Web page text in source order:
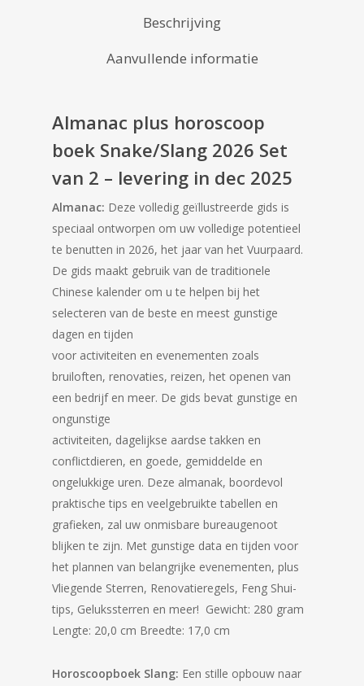
Beschrijving
Aanvullende informatie
Almanac plus horoscoop
boek Snake/Slang 2026 Set
van 2 – levering in dec 2025
Almanac: Deze volledig geïllustreerde gids is
speciaal ontworpen om uw volledige potentieel
te benutten in 2026, het jaar van het Vuurpaard.
De gids maakt gebruik van de traditionele
Chinese kalender om u te helpen bij het
selecteren van de beste en meest gunstige
dagen en tijden
voor activiteiten en evenementen zoals
bruiloften, renovaties, reizen, het openen van
een bedrijf en meer. De gids bevat gunstige en
ongunstige
activiteiten, dagelijkse aardse takken en
conflictdieren, en goede, gemiddelde en
ongelukkige uren. Deze almanak, boordevol
praktische tips en veelgebruikte tabellen en
grafieken, zal uw onmisbare bureaugenoot
blijken te zijn. Met gunstige data en tijden voor
het plannen van belangrijke evenementen, plus
Vliegende Sterren, Renovatieregels, Feng Shui-
tips, Gelukssterren en meer! Gewicht: 280 gram
Lengte: 20,0 cm Breedte: 17,0 cm
Horoscoopboek Slang: Een stille opbouw naar